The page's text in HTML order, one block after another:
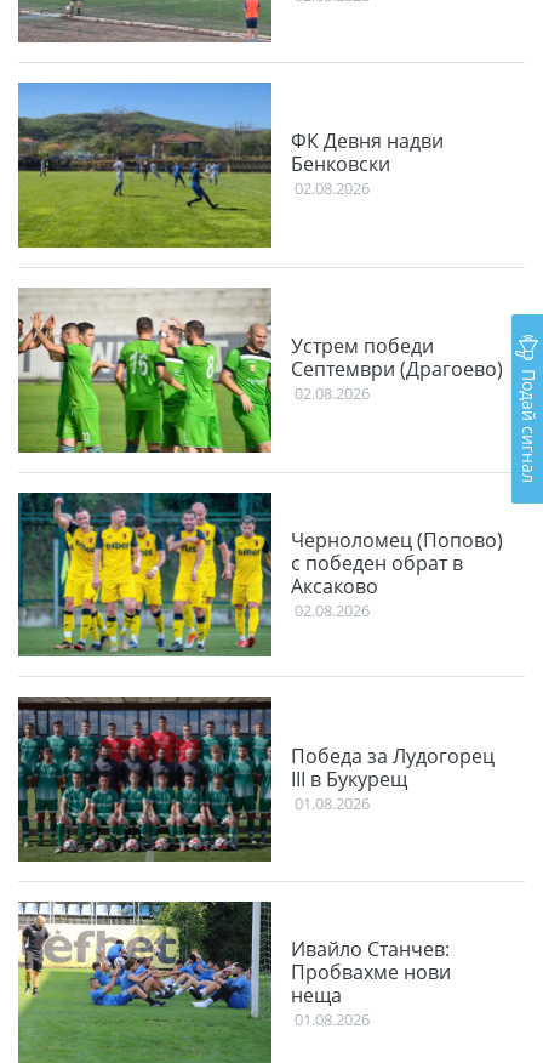
ФК Девня надви
Бенковски
02.08.2026
Устрем победи
Септември (Драгоево)
02.08.2026
Черноломец (Попово)
с победен обрат в
Аксаково
02.08.2026
Победа за Лудогорец
III в Букурещ
01.08.2026
Ивайло Станчев:
Пробвахме нови
неща
01.08.2026
Подай сигнал